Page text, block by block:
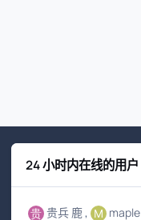
24 小时内在线的用户
贵兵 鹿 maple